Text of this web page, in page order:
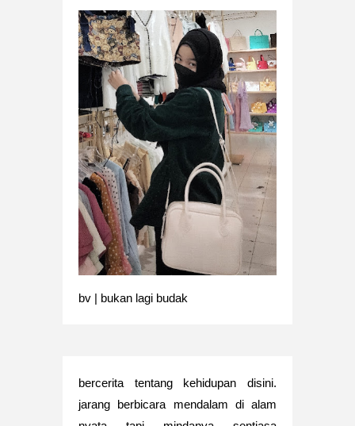
bv | bukan lagi budak
bercerita tentang kehidupan disini.
jarang berbicara mendalam di alam